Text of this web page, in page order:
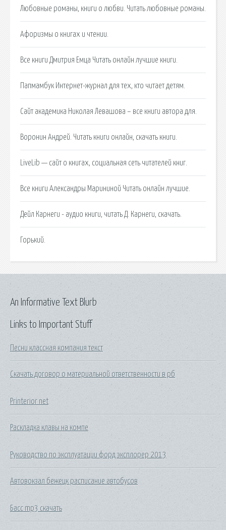
Любовные романы, книги о любви. Читать любовные романы.
Афоризмы о книгах и чтении.
Все книги Дмитрия Емца Читать онлайн лучшие книги.
Папмамбук Интернет-журнал для тех, кто читает детям.
Сайт академика Николая Левашова – все книги автора для.
Воронин Андрей. Читать книги онлайн, скачать книги.
LiveLib — сайт о книгах, социальная сеть читателей книг.
Все книги Александры Марининой Читать онлайн лучшие.
Дейл Карнеги - аудио книги, читать Д. Карнеги, скачать.
Горький.
Links to Important Stuff
Песни классная компания текст
Скачать договор о материальной ответственности в рб
Printerior net
Раскладка клавы на компе
Руководство по эксплуатации форд эксплорер 2013
Автовокзал бежецк расписание автобусов
Басс mp3 скачать
An Informative Text Blurb